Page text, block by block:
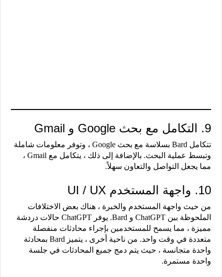
9. التكامل مع بحث Google و Gmail
تتكامل Bard بسلاسة مع بحث Google ، وتوفر معلومات شاملة
وتبسط عملية البحث. بالإضافة إلى ذلك ، يتكامل مع Gmail ،
مما يجعل التواصل والتعاون سهلاً.
10. واجهة المستخدم UI / UX
من حيث واجهة المستخدم والخبرة ، هناك بعض الاختلافات
الملحوظة بين ChatGPT و Bard. يوفر ChatGPT حالات دردشة
مميزة ، مما يسمح للمستخدمين بإجراء محادثات منفصلة
متعددة في وقت واحد. من ناحية أخرى ، يتميز Bard بمحادثة
واحدة متجانسة ، حيث يتم دمج جميع المحادثات في جلسة
واحدة مستمرة.